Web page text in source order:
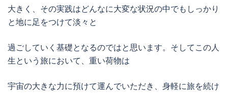
大きく、その実践はどんなに大変な状況の中でもしっかり
と地に足をつけて淡々と
過ごしていく基礎となるのではと思います。そしてこの人
生という旅において、重い荷物は
宇宙の大きな力に預けて運んでいただき、身軽に旅を続け